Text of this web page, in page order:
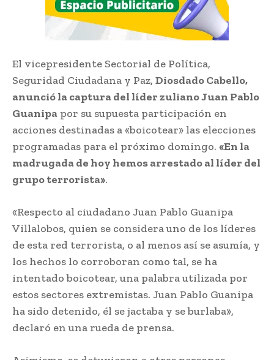
El vicepresidente Sectorial de Política,
Seguridad Ciudadana y Paz, Diosdado Cabello,
anunció la captura del líder zuliano Juan Pablo
Guanipa por su supuesta participación en
acciones destinadas a «boicotear» las elecciones
programadas para el próximo domingo. «En la
madrugada de hoy hemos arrestado al líder del
grupo terrorista».
«Respecto al ciudadano Juan Pablo Guanipa
Villalobos, quien se considera uno de los líderes
de esta red terrorista, o al menos así se asumía, y
los hechos lo corroboran como tal, se ha
intentado boicotear, una palabra utilizada por
estos sectores extremistas. Juan Pablo Guanipa
ha sido detenido, él se jactaba y se burlaba»,
declaró en una rueda de prensa.